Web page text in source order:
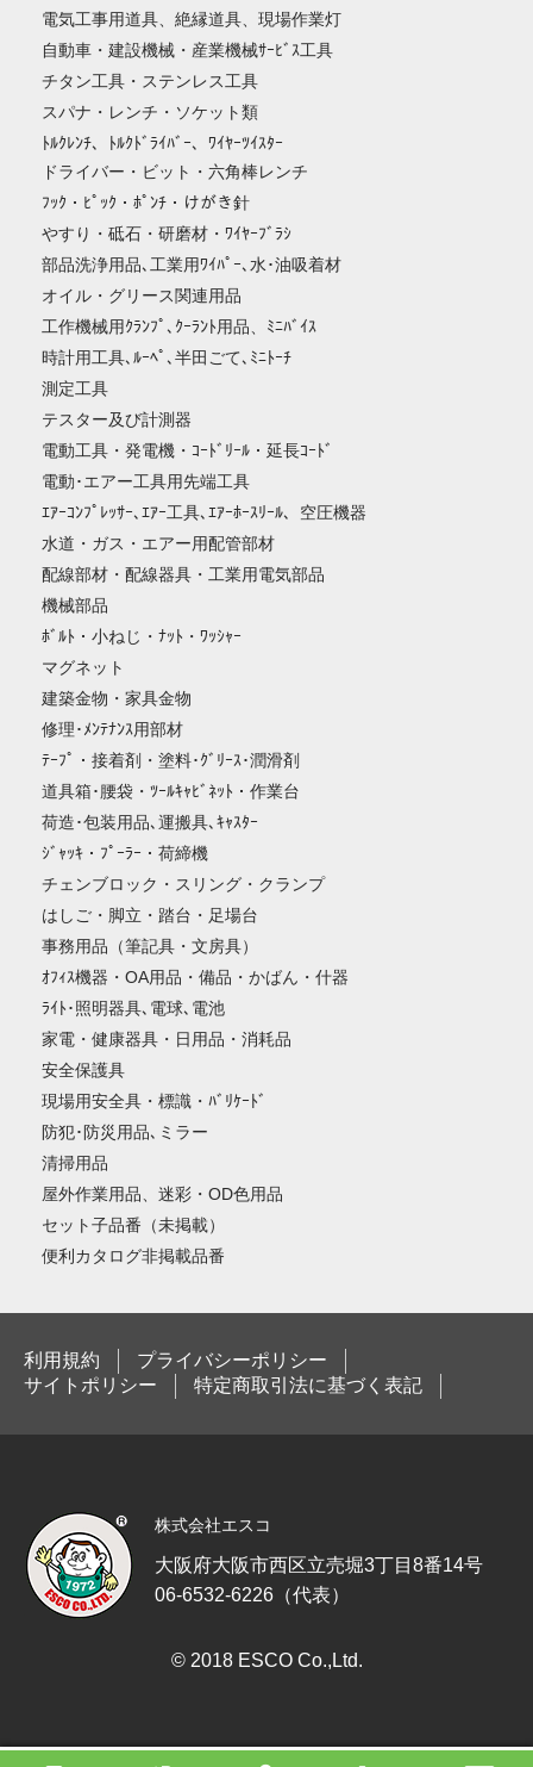
電気工事用道具、絶縁道具、現場作業灯
自動車・建設機械・産業機械ｻｰﾋﾞｽ工具
チタン工具・ステンレス工具
スパナ・レンチ・ソケット類
ﾄﾙｸﾚﾝﾁ、ﾄﾙｸﾄﾞﾗｲﾊﾞｰ、ﾜｲﾔｰﾂｲｽﾀｰ
ドライバー・ビット・六角棒レンチ
ﾌｯｸ・ﾋﾟｯｸ・ﾎﾟﾝﾁ・けがき針
やすり・砥石・研磨材・ﾜｲﾔｰﾌﾞﾗｼ
部品洗浄用品､工業用ﾜｲﾊﾟｰ､水･油吸着材
オイル・グリース関連用品
工作機械用ｸﾗﾝﾌﾟ､ｸｰﾗﾝﾄ用品、ﾐﾆﾊﾞｲｽ
時計用工具､ﾙｰﾍﾟ､半田ごて､ﾐﾆﾄｰﾁ
測定工具
テスター及び計測器
電動工具・発電機・ｺｰﾄﾞﾘｰﾙ・延長ｺｰﾄﾞ
電動･エアー工具用先端工具
ｴｱｰｺﾝﾌﾟﾚｯｻｰ､ｴｱｰ工具､ｴｱｰﾎｰｽﾘｰﾙ、空圧機器
水道・ガス・エアー用配管部材
配線部材・配線器具・工業用電気部品
機械部品
ﾎﾞﾙﾄ・小ねじ・ﾅｯﾄ・ﾜｯｼｬｰ
マグネット
建築金物・家具金物
修理･ﾒﾝﾃﾅﾝｽ用部材
ﾃｰﾌﾟ・接着剤・塗料･ｸﾞﾘｰｽ･潤滑剤
道具箱･腰袋・ﾂｰﾙｷｬﾋﾞﾈｯﾄ・作業台
荷造･包装用品､運搬具､ｷｬｽﾀｰ
ｼﾞｬｯｷ・ﾌﾟｰﾗｰ・荷締機
チェンブロック・スリング・クランプ
はしご・脚立・踏台・足場台
事務用品（筆記具・文房具）
ｵﾌｨｽ機器・OA用品・備品・かばん・什器
ﾗｲﾄ･照明器具､電球､電池
家電・健康器具・日用品・消耗品
安全保護具
現場用安全具・標識・ﾊﾞﾘｹｰﾄﾞ
防犯･防災用品､ミラー
清掃用品
屋外作業用品、迷彩・OD色用品
セット子品番（未掲載）
便利カタログ非掲載品番
利用規約
プライバシーポリシー
サイトポリシー
特定商取引法に基づく表記
株式会社エスコ
大阪府大阪市西区立売堀3丁目8番14号
06-6532-6226（代表）
© 2018 ESCO Co.,Ltd.